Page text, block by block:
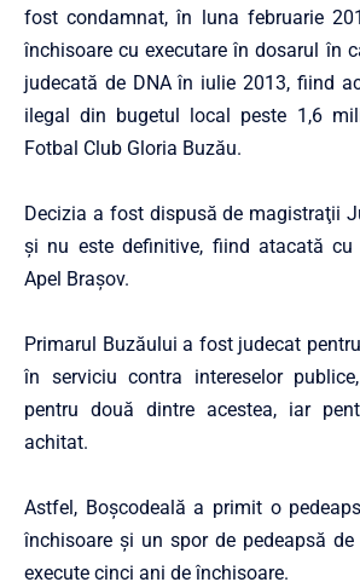
fost condamnat, în luna februarie
închisoare cu executare în dosarul în
judecată de DNA în iulie 2013, fiind
ilegal din bugetul local peste 1,6
Fotbal Club Gloria Buzău.
Decizia a fost dispusă de magistraţii
şi nu este definitive, fiind atacată
Apel Brașov.
Primarul Buzăului a fost judecat
în serviciu contra intereselor
pentru două dintre acestea, iar
achitat.
Astfel, Boşcodeală a primit o
închisoare şi un spor de pedeapsă
execute cinci ani de închisoare.